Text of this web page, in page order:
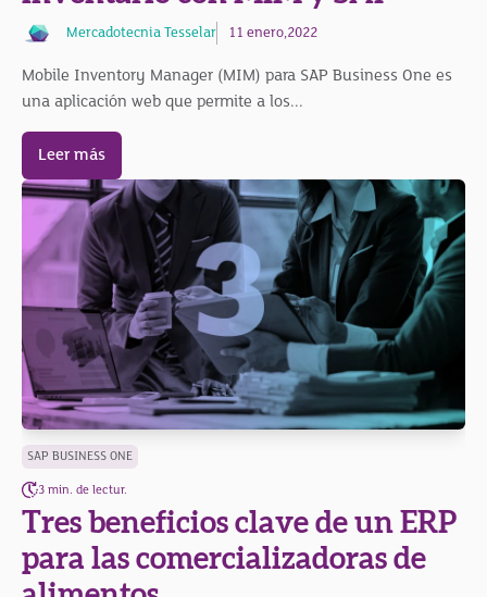
Mercadotecnia Tesselar 11 enero,2022
Mobile Inventory Manager (MIM) para SAP Business One es
una aplicación web que permite a los...
Leer más
SAP BUSINESS ONE
3 min. de lectur.
Tres beneficios clave de un ERP
para las comercializadoras de